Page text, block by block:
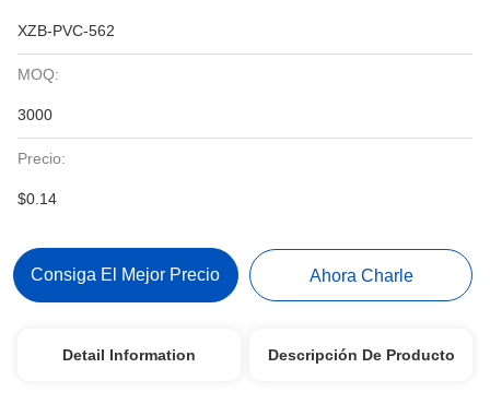
XZB-PVC-562
MOQ:
3000
Precio:
$0.14
Consiga El Mejor Precio Ahora Charle
Detail Information Descripción De Producto